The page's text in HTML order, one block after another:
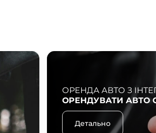
ОРЕНДА АВТО З
ОРЕНДУВАТИ АВТО
Детально